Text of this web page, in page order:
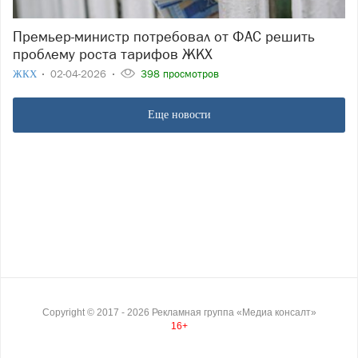
Премьер-министр потребовал от ФАС решить
проблему роста тарифов ЖКХ
ЖКХ 02-04-2026 398 просмотров
Еще новости
Copyright © 2017 - 2026 Рекламная группа «Медиа консалт»
16+